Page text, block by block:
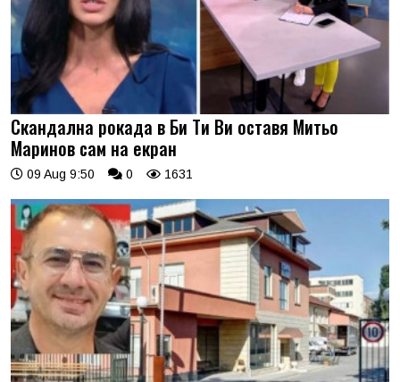
Скандална рокада в Би Ти Ви оставя Митьо
Маринов сам на екран
09 Aug 9:50 0 1631